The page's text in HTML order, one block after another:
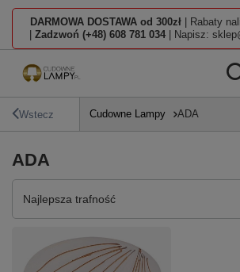
DARMOWA DOSTAWA od 300zł | Rabaty
Zadzwoń (+48) 608 781 034 | Napisz:
Wstecz Cudowne Lampy ADA
ADA
Zmień sortowanie
Najlepsza trafność